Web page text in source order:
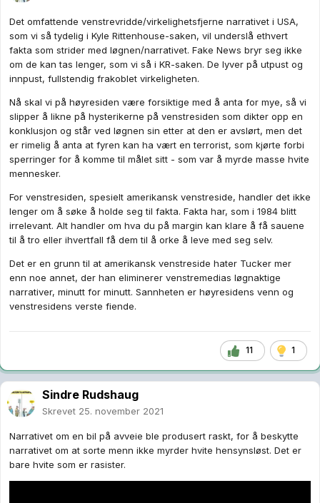
Det omfattende venstrevridde/virkelighetsfjerne narrativet i USA,
som vi så tydelig i Kyle Rittenhouse-saken, vil underslå ethvert
fakta som strider med løgnen/narrativet. Fake News bryr seg ikke
om de kan tas lenger, som vi så i KR-saken. De lyver på utpust og
innpust, fullstendig frakoblet virkeligheten.
Nå skal vi på høyresiden være forsiktige med å anta for mye, så vi
slipper å likne på hysterikerne på venstresiden som dikter opp en
konklusjon og står ved løgnen sin etter at den er avslørt, men det
er rimelig å anta at fyren kan ha vært en terrorist, som kjørte forbi
sperringer for å komme til målet sitt - som var å myrde masse hvite
mennesker.
For venstresiden, spesielt amerikansk venstreside, handler det ikke
lenger om å søke å holde seg til fakta. Fakta har, som i 1984 blitt
irrelevant. Alt handler om hva du på margin kan klare å få sauene
til å tro eller ihvertfall få dem til å orke å leve med seg selv.
Det er en grunn til at amerikansk venstreside hater Tucker mer
enn noe annet, der han eliminerer venstremedias løgnaktige
narrativer, minutt for minutt. Sannheten er høyresidens venn og
venstresidens verste fiende.
11 1
Sindre Rudshaug
Skrevet 25. november 2021
Narrativet om en bil på avveie ble produsert raskt, for å beskytte
narrativet om at sorte menn ikke myrder hvite hensynsløst. Det er
bare hvite som er rasister.